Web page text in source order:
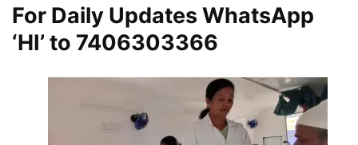
For Daily Updates WhatsApp
‘HI’ to 7406303366